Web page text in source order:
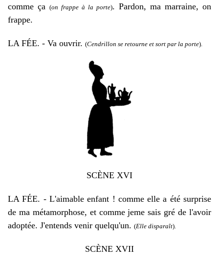
comme ça (on frappe à la porte). Pardon, ma marraine, on
frappe.
LA FÉE. - Va ouvrir. (Cendrillon se retourne et sort par la porte).
SCÈNE XVI
LA FÉE. - L'aimable enfant ! comme elle a été surprise
de ma métamorphose, et comme jeme sais gré de l'avoir
adoptée. J'entends venir quelqu'un. (Elle disparaît).
SCÈNE XVII